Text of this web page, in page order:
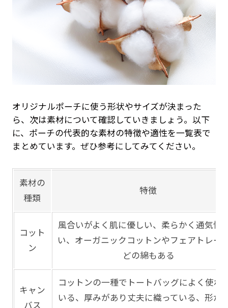
オリジナルポーチに使う形状やサイズが決まった
ら、次は素材について確認していきましょう。以下
に、ポーチの代表的な素材の特徴や適性を一覧表で
まとめています。ぜひ参考にしてみてください。
素材の
種類
特徴
コット
ン
風合いがよく肌に優しい、柔らかく通気性
い、オーガニックコットンやフェアトレー
どの綿もある
キャン
バス
コットンの一種でトートバッグによく使わ
いる、厚みがあり丈夫に織っている、形が